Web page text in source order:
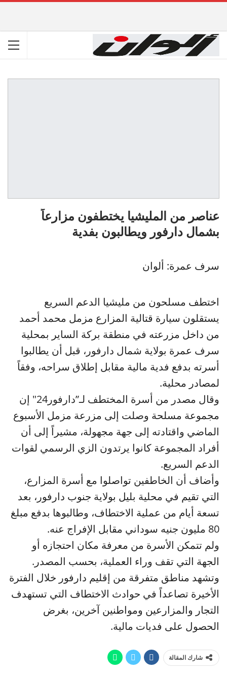
عناصر من المليشيا يختطفون مزارعاً
بشمال دارفور ويطالبون بفدية
سرف عمرة: ألوان
اختطف مسلحون من مليشيا الدعم السريع
يستقلون سيارة قتالية المزارع مزمل محمد أحمد
من داخل مزرعته في منطقة بركة الساير بمحلية
سرف عمرة بولاية شمال دارفور، قبل أن يطالبوا
أسرته بدفع فدية مالية مقابل إطلاق سراحه، وفقاً
لمصادر محلية.
وقال مصدر من أسرة المختطف لـ”دارفور24″ إن
مجموعة مسلحة وصلت إلى مزرعة مزمل الأسبوع
الماضي واقتادته إلى جهة مجهولة، مشيراً إلى أن
أفراد المجموعة كانوا يرتدون الزي الرسمي لقوات
الدعم السريع.
وأضاف أن الخاطفين تواصلوا مع أسرة المزارع،
التي تقيم في محلية بليل بولاية جنوب دارفور، بعد
تسعة أيام من عملية الاختطاف، وطالبوها بدفع مبلغ
80 مليون جنيه سوداني مقابل الإفراج عنه.
ولم تتمكن الأسرة من معرفة مكان احتجازه أو
الجهة التي تقف وراء العملية، بحسب المصدر.
وتشهد مناطق متفرقة من إقليم دارفور خلال الفترة
الأخيرة تصاعداً في حوادث الاختطاف التي تستهدف
التجار والمزارعين ومواطنين آخرين، بغرض
الحصول على فديات مالية.
شارك المقالة